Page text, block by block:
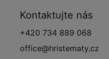
Kontaktujte nás
+420 734 889 068
office@hristematy.cz